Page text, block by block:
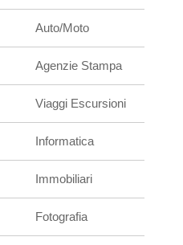
Auto/Moto
Agenzie Stampa
Viaggi Escursioni
Informatica
Immobiliari
Fotografia